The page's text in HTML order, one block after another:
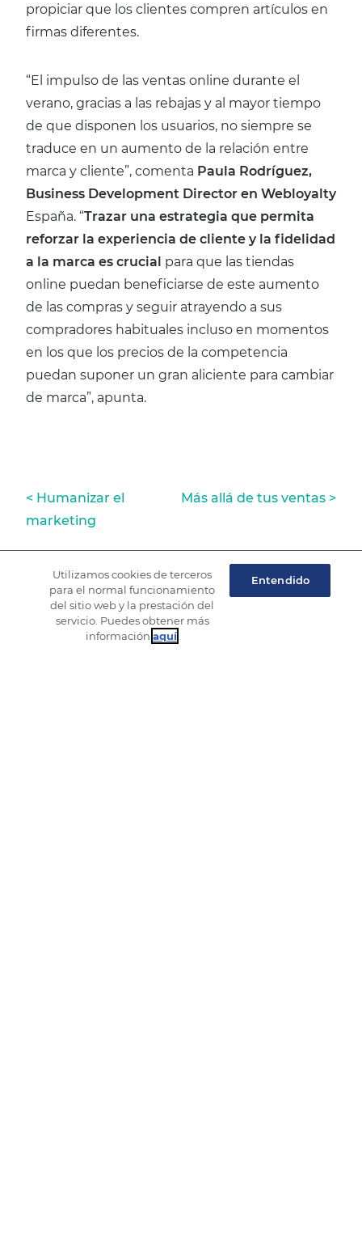
propiciar que los clientes compren artículos en
firmas diferentes.
“El impulso de las ventas online durante el
verano, gracias a las rebajas y al mayor tiempo
de que disponen los usuarios, no siempre se
traduce en un aumento de la relación entre
marca y cliente”, comenta Paula Rodríguez,
Business Development Director en Webloyalty
España. “Trazar una estrategia que permita
reforzar la experiencia de cliente y la fidelidad
a la marca es crucial para que las tiendas
online puedan beneficiarse de este aumento
de las compras y seguir atrayendo a sus
compradores habituales incluso en momentos
en los que los precios de la competencia
puedan suponer un gran aliciente para cambiar
de marca”, apunta.
Navegación
de
entradas
Humanizar el
marketing
Más allá de tus ventas
Utilizamos cookies de terceros
para el normal funcionamiento
del sitio web y la prestación del
servicio. Puedes obtener más
información aquí.
Entendido